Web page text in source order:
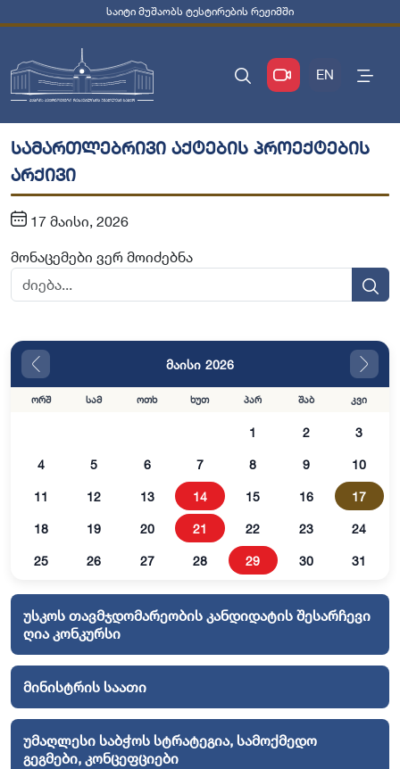
საიტი მუშაობს ტესტირების რეჟიმში
EN
სამართლებრივი აქტების პროექტების
არქივი
17 მაისი, 2026
მონაცემები ვერ მოიძებნა
მაისი 2026
ორშ სამ ოთხ ხუთ პარ შაბ კვი
1 2 3
4 5 6 7 8 9 10
11 12 13 14 15 16 17
18 19 20 21 22 23 24
25 26 27 28 29 30 31
უსკოს თავმჯდომარეობის კანდიდატის შესარჩევი
ღია კონკურსი
მინისტრის საათი
უმაღლესი საბჭოს სტრატეგია, სამოქმედო
გეგმები, კონცეფციები